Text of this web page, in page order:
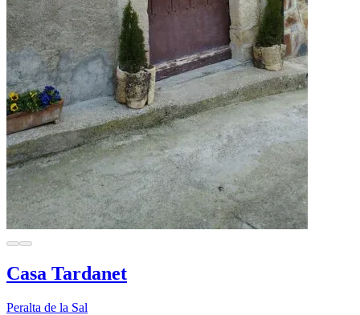
Casa Tardanet
Peralta de la Sal